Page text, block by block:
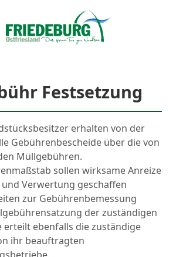
Festsetzung
erhalten von der
Gebührenbescheide über die von
Müllgebühren.
sollen wirksame Anreize
Verwertung geschaffen
zur Gebührenbemessung
der zuständigen
erteilt ebenfalls die zuständige
ihr beauftragten